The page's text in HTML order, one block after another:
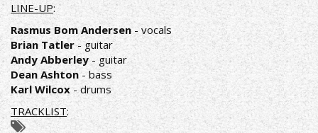
The
Nations
LINE-UP:
Rasmus Bom Andersen- vocals
Brian Tatler- guitar
Andy Abberley- guitar
Dean Ashton- bass
Karl Wilcox- drums
TRACKLIST: